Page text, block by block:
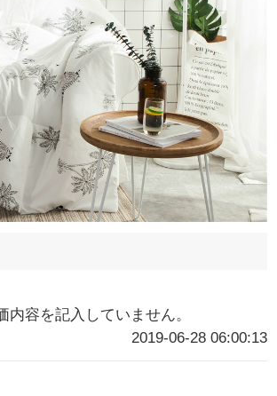
内容を記入していません。
2019-06-28 06:00:13